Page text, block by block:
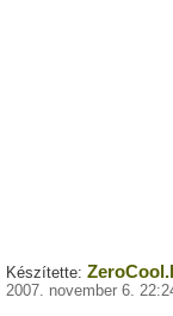
Készítette:
2007. november 6.